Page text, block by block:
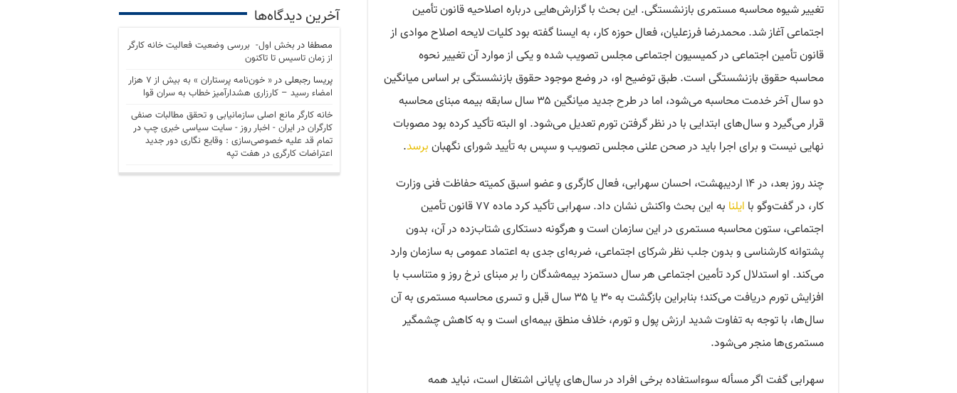
تغییر شیوه محاسبه مستمری بازنشستگی. این بحث با گزارش‌هایی درباره اصلاحیه قانون تأمین
اجتماعی آغاز شد. محمدرضا فرزعلیان، فعال حوزه کار، به ایسنا گفته بود کلیات لایحه اصلاح موادی از
قانون تأمین اجتماعی در کمیسیون اجتماعی مجلس تصویب شده و یکی از موارد آن تغییر نحوه
محاسبه حقوق بازنشستگی است. طبق توضیح او، در وضع موجود حقوق بازنشستگی بر اساس میانگین
دو سال آخر خدمت محاسبه می‌شود، اما در طرح جدید میانگین ۳۵ سال سابقه بیمه مبنای محاسبه
قرار می‌گیرد و سال‌های ابتدایی با در نظر گرفتن تورم تعدیل می‌شود. او البته تأکید کرده بود مصوبات
نهایی نیست و برای اجرا باید در صحن علنی مجلس تصویب و سپس به تأیید شورای نگهبان برسد.
چند روز بعد، در ۱۴ اردیبهشت، احسان سهرابی، فعال کارگری و عضو اسبق کمیته حفاظت فنی وزارت
کار، در گفت‌وگو با ایلنا
به این بحث واکنش نشان داد. سهرابی تأکید کرد ماده ۷۷ قانون تأمین
اجتماعی، ستون محاسبه مستمری در این سازمان است و هرگونه دستکاری شتاب‌زده در آن، بدون
پشتوانه کارشناسی و بدون جلب نظر شرکای اجتماعی، ضربه‌ای جدی به اعتماد عمومی به سازمان وارد
می‌کند. او استدلال کرد تأمین اجتماعی هر سال دستمزد بیمه‌شدگان را بر مبنای نرخ روز و متناسب با
افزایش تورم دریافت می‌کند؛ بنابراین بازگشت به ۳۰ یا ۳۵ سال قبل و تسری محاسبه مستمری به آن
سال‌ها، با توجه به تفاوت شدید ارزش پول و تورم، خلاف منطق بیمه‌ای است و به کاهش چشمگیر
مستمری‌ها منجر می‌شود.
سهرابی گفت اگر مسأله سوءاستفاده برخی افراد در سال‌های پایانی اشتغال است، نباید همه
آخرین دیدگاه‌ها
مصطفا در بخش اول- بررسی وضعیت فعالیت خانه کارگر
از زمان تاسیس تا تاکنون
پریسا رجبعلی در
« خون‌نامه پرستاران » به بیش از ۷ هزار
امضاء رسید – کارزاری هشدارآمیز خطاب به سران قوا
خانه کارگر مانع اصلی سازمانیابی و تحقق مطالبات صنفی
کارگران در ایران - اخبار روز - سايت سياسی خبری چپ در
تمام قد علیه خصوصی‌سازی : وقایع نگاری دور جدید
اعتراضات کارگری در هفت تپه